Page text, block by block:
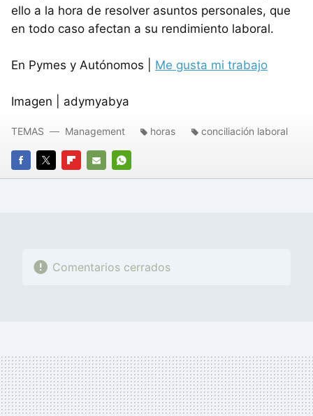
ello a la hora de resolver asuntos personales, que
en todo caso afectan a su rendimiento laboral.
En Pymes y Autónomos | Me gusta mi trabajo
Imagen | adymyabya
FACEBOOK
TWITTERFLIPBOARD
E-
WHATSAPP
TEMAS Management horas conciliación laboral
Comentarios cerrados